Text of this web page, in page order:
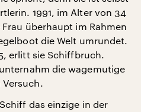
1991, im Alter von 34
überhaupt im Rahmen
die Welt umrundet.
erlitt sie Schiffbruch.
die wagemutige
Versuch.
das einzige in der